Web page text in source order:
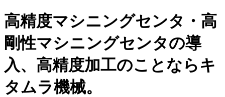
高精度マシニングセンタ・高
剛性マシニングセンタの導
入、高精度加工のことならキ
タムラ機械。